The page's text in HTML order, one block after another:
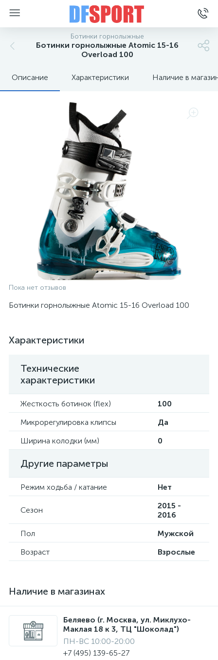
Ботинки горнолыжные
Ботинки горнолыжные Atomic 15-16
Overload 100
Описание Характеристики Наличие в
Пока нет отзывов
Ботинки горнолыжные Atomic 15-16 Overload 100
Характеристики
Технические
характеристики
Жесткость ботинок (flex)
100
Микрорегулировка клипсы
Да
Ширина колодки (мм)
0
Другие параметры
Режим ходьба / катание Нет
Сезон
2015 -
2016
Пол
Мужской
Возраст
Взрослые
Наличие в магазинах
Беляево (г. Москва, ул. Миклухо-
Маклая 18 к 3, ТЦ "Шоколад")
ПН-ВС 10:00-20:00
+7 (495) 139-65-27